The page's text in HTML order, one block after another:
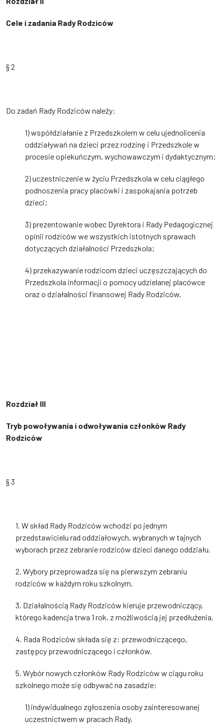
Cele i zadania Rady Rodziców
§ 2
Do zadań Rady Rodziców należy:
1) współdziałanie z Przedszkolem w celu ujednolicenia
oddziaływań na dzieci przez rodzinę i Przedszkole w
procesie opiekuńczym, wychowawczym i dydaktycznym;
2) uczestniczenie w życiu Przedszkola w celu ciągłego
podnoszenia pracy placówki i zaspokajania potrzeb
dzieci;
3) prezentowanie wobec Dyrektora i Rady Pedagogicznej
opinii rodziców we wszystkich istotnych sprawach
dotyczących działalności Przedszkola;
4) przekazywanie rodzicom dzieci uczęszczających do
Przedszkola informacji o pomocy udzielanej placówce
oraz o działalności finansowej Rady Rodziców.
Rozdział III
Tryb powoływania i odwoływania członków Rady
Rodziców
§ 3
1. W skład Rady Rodziców wchodzi po jednym
przedstawicielu rad oddziałowych, wybranych w tajnych
wyborach przez zebranie rodziców dzieci danego oddziału.
2. Wybory przeprowadza się na pierwszym zebraniu
rodziców w każdym roku szkolnym.
3. Działalnością Rady Rodziców kieruje przewodniczący,
którego kadencja trwa 1 rok, z możliwością jej przedłużenia.
4. Rada Rodziców składa się z: przewodniczącego,
zastępcy przewodniczącego i członków.
5. Wybór nowych członków Rady Rodziców w ciągu roku
szkolnego może się odbywać na zasadzie:
1) indywidualnego zgłoszenia osoby zainteresowanej
uczestnictwem w pracach Rady,